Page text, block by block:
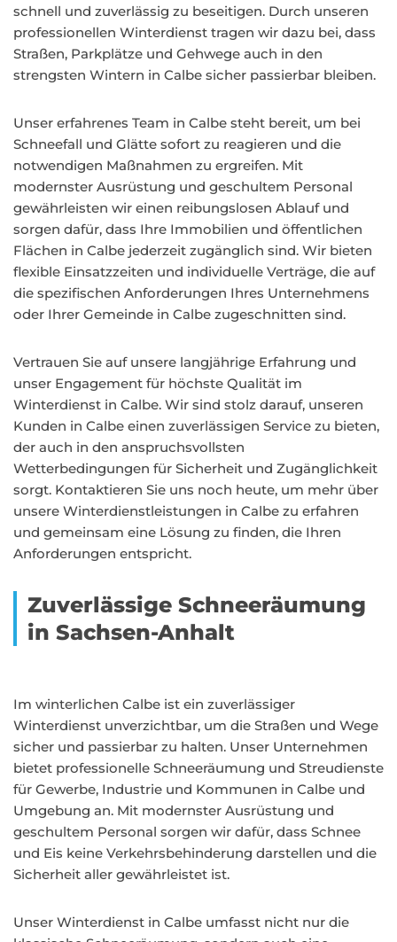
schnell und zuverlässig zu beseitigen. Durch unseren
professionellen Winterdienst tragen wir dazu bei, dass
Straßen, Parkplätze und Gehwege auch in den
strengsten Wintern in Calbe sicher passierbar bleiben.
Unser erfahrenes Team in Calbe steht bereit, um bei
Schneefall und Glätte sofort zu reagieren und die
notwendigen Maßnahmen zu ergreifen. Mit
modernster Ausrüstung und geschultem Personal
gewährleisten wir einen reibungslosen Ablauf und
sorgen dafür, dass Ihre Immobilien und öffentlichen
Flächen in Calbe jederzeit zugänglich sind. Wir bieten
flexible Einsatzzeiten und individuelle Verträge, die auf
die spezifischen Anforderungen Ihres Unternehmens
oder Ihrer Gemeinde in Calbe zugeschnitten sind.
Vertrauen Sie auf unsere langjährige Erfahrung und
unser Engagement für höchste Qualität im
Winterdienst in Calbe. Wir sind stolz darauf, unseren
Kunden in Calbe einen zuverlässigen Service zu bieten,
der auch in den anspruchsvollsten
Wetterbedingungen für Sicherheit und Zugänglichkeit
sorgt. Kontaktieren Sie uns noch heute, um mehr über
unsere Winterdienstleistungen in Calbe zu erfahren
und gemeinsam eine Lösung zu finden, die Ihren
Anforderungen entspricht.
Zuverlässige Schneeräumung
in Sachsen-Anhalt
Im winterlichen Calbe ist ein zuverlässiger
Winterdienst unverzichtbar, um die Straßen und Wege
sicher und passierbar zu halten. Unser Unternehmen
bietet professionelle Schneeräumung und Streudienste
für Gewerbe, Industrie und Kommunen in Calbe und
Umgebung an. Mit modernster Ausrüstung und
geschultem Personal sorgen wir dafür, dass Schnee
und Eis keine Verkehrsbehinderung darstellen und die
Sicherheit aller gewährleistet ist.
Unser Winterdienst in Calbe umfasst nicht nur die